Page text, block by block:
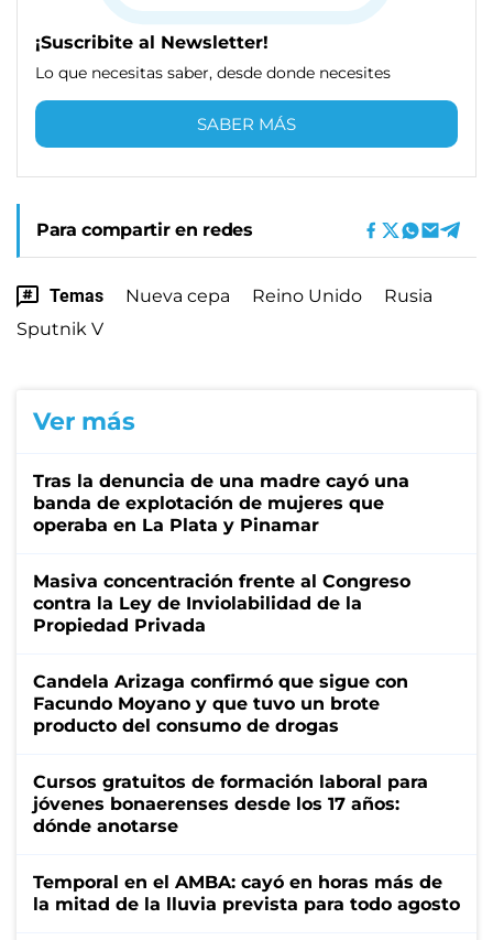
¡Suscribite al Newsletter!
Lo que necesitas saber, desde donde necesites
SABER MÁS
Para compartir en redes
Temas Nueva cepa Reino Unido
Rusia
Sputnik V
Ver más
Tras la denuncia de una madre cayó una
banda de explotación de mujeres que
operaba en La Plata y Pinamar
Masiva concentración frente al Congreso
contra la Ley de Inviolabilidad de la
Propiedad Privada
Candela Arizaga confirmó que sigue con
Facundo Moyano y que tuvo un brote
producto del consumo de drogas
Cursos gratuitos de formación laboral para
jóvenes bonaerenses desde los 17 años:
dónde anotarse
Temporal en el AMBA: cayó en horas más de
la mitad de la lluvia prevista para todo agosto